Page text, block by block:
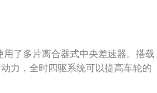
轮上扭矩，这样是可以提高车子的
分配四个车轮的扭矩的。搭载适时
动力的，这种四驱系统的结构简
最常见到的两种四驱系统，在越野
分时四驱系统一般搭载在一些售价
时四驱的。全时四驱指的是汽车的
过程中，全时四驱会把驱动力分配
统的加持之后，动力表现会更加优
野能力和操控性，四驱系统可以根
了多片离合器式中央差速器。搭载
力，全时四驱系统可以提高车轮的
驶稳定性也会提高。国产奔驰glc是